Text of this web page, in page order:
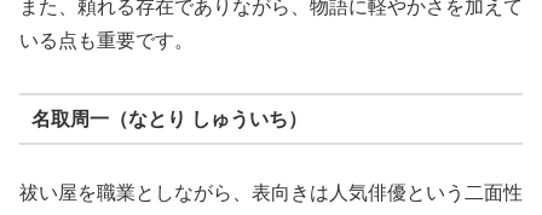
また、頼れる存在でありながら、物語に軽やかさを加えて
いる点も重要です。
名取周一（なとり しゅういち）
祓い屋を職業としながら、表向きは人気俳優という二面性